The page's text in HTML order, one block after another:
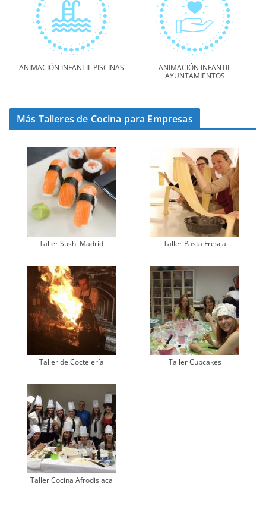
ANIMACIÓN INFANTIL PISCINAS
ANIMACIÓN INFANTIL
AYUNTAMIENTOS
Más Talleres de Cocina para Empresas
Taller Sushi Madrid Taller Pasta Fresca
Taller de Coctelería Taller Cupcakes
Taller Cocina Afrodisiaca